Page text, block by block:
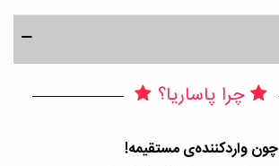
چرا پاساریا؟
چون واردکننده‌ی مستقیمه!